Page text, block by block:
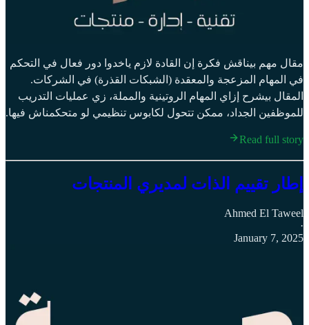
مقال مهم بيناقش فكرة إن القادة لازم ياخدوا دور فعال في التحكم
في المهام المزعجة والمعقدة (الشبكات القذرة) في الشركات.
المقال بيشرح إزاي المهام الروتينية والمملة، زي عمليات التدريب
للموظفين الجداد، ممكن تتحول لكابوس تنظيمي لو متحكمناش فيها.
Read full story
إطار تقييم الذات لمديري المنتجات
Ahmed El Taweel
·
January 7, 2025